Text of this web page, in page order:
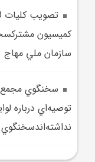
تصويب کليات
کميسيون
سازمان ملي مهاج
سخنگوي